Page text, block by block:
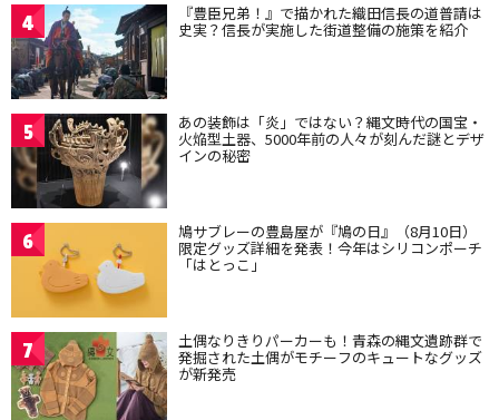
4 『豊臣兄弟！』で描かれた織田信長の道普請は
史実？信長が実施した街道整備の施策を紹介
5 あの装飾は「炎」ではない？縄文時代の国宝・
火焔型土器、5000年前の人々が刻んだ謎とデザ
インの秘密
6 鳩サブレーの豊島屋が『鳩の日』（8月10日）
限定グッズ詳細を発表！今年はシリコンポーチ
「はとっこ」
7 土偶なりきりパーカーも！青森の縄文遺跡群で
発掘された土偶がモチーフのキュートなグッズ
が新発売